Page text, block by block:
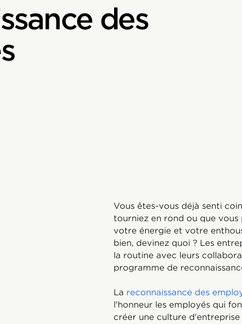
des
Vous êtes-vous déjà senti
tourniez en rond ou que
votre énergie et votre
bien, devinez quoi ? Les
la routine avec leurs
programme de
La reconnaissance des
l'honneur les employés qui
créer une culture